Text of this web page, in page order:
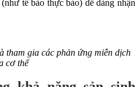
tế bào thực bào) dễ dàng nhận
tham gia các phản ứng miễn dịch
cơ thể